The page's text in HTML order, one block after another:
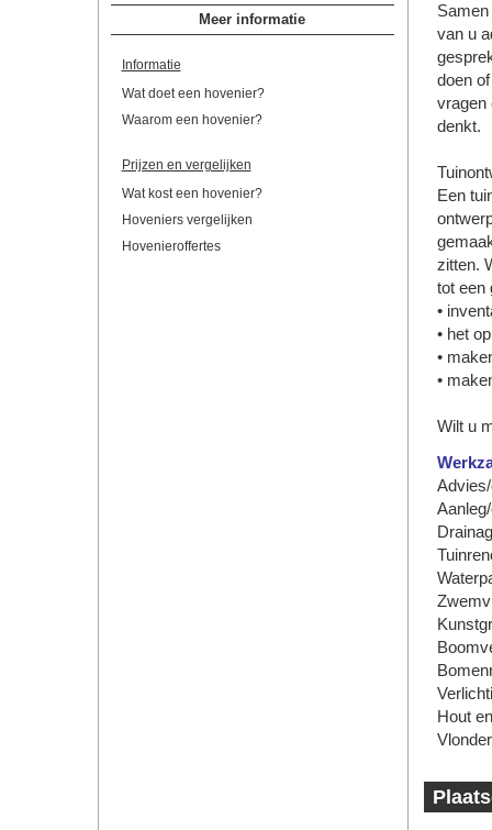
Meer informatie
Informatie
Wat doet een hovenier?
Waarom een hovenier?
Prijzen en vergelijken
Wat kost een hovenier?
Hoveniers vergelijken
Hovenieroffertes
van u
doen
vragen
denkt.
Een
zitten.
tot een
•
• het
•
•
Wilt u
Hout